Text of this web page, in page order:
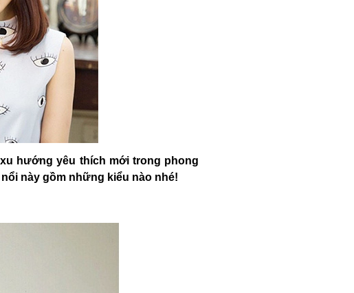
hướng yêu thích mới trong phong
nổi này gồm những kiểu nào nhé!